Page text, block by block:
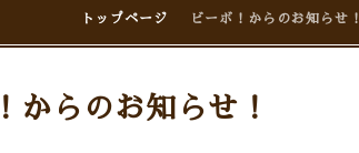
トップページ ビーボ！からのお知らせ！
からのお知らせ！